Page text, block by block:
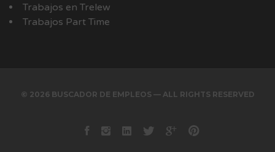
Trabajos en Trelew
Trabajos Part Time
© 2026 BUSCADOR DE EMPLEOS — ALL RIGHTS RESERVED
Facebook
instagram
LinkedinTwitterGoogle+